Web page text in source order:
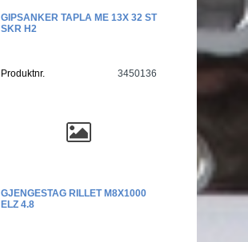
GIPSANKER TAPLA ME 13X 32 ST
SKR H2
Produktnr. 3450136
GJENGESTAG RILLET M8X1000
ELZ 4.8